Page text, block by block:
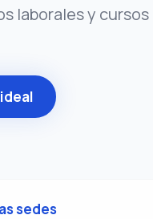
laborales y
sedes